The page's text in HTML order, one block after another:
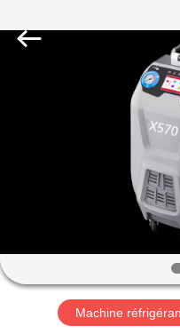
DE
NOUS
Automotive
Equipment
Machine